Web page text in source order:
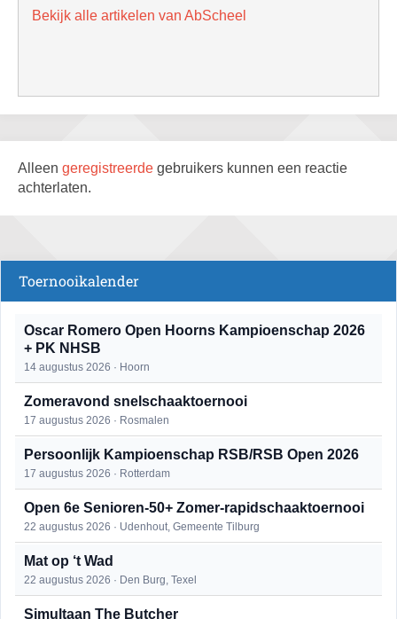
Bekijk alle artikelen van AbScheel
Alleen geregistreerde gebruikers kunnen een reactie
achterlaten.
Toernooikalender
Oscar Romero Open Hoorns Kampioenschap 2026
+ PK NHSB
14 augustus 2026 · Hoorn
Zomeravond snelschaaktoernooi
17 augustus 2026 · Rosmalen
Persoonlijk Kampioenschap RSB/RSB Open 2026
17 augustus 2026 · Rotterdam
Open 6e Senioren-50+ Zomer-rapidschaaktoernooi
22 augustus 2026 · Udenhout, Gemeente Tilburg
Mat op ‘t Wad
22 augustus 2026 · Den Burg, Texel
Simultaan The Butcher